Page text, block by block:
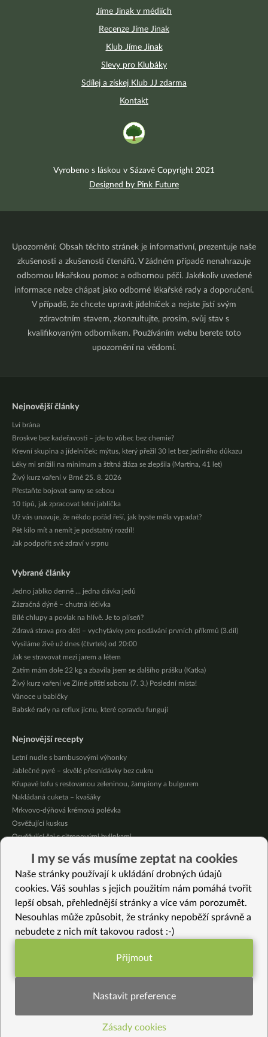
Jíme Jinak v médiích
Recenze Jíme Jinak
Klub Jíme Jinak
Slevy pro Klubáky
Sdílej a získej Klub JJ zdarma
Kontakt
Vyrobeno s láskou v Sázavě Copyright 2021
Designed by Pink Future
Upozornění: Obsah těchto stránek je informativní, prezentuje naše
zkušenosti a zkušenosti čtenářů. V žádném případě nenahrazuje
odbornou lékařskou pomoc a odbornou péči. Jakékoliv uvedené
informace nelze chápat jako odborné lékařské rady a doporučení.
V případě, že chcete upravit jídelníček a nejste jistí svým
zdravotním stavem, zkonzultujte, prosím, svůj stav s
kvalifikovaným odborníkem. Používáním webu berete toto
upozornění na vědomí.
Nejnovější články
Lví brána
Broskve bez kadeřavosti – jde to vůbec bez chemie?
Krevní skupina a jídelníček: mýtus, který přežil 30 let bez jediného důkazu
Léky mi snížili na minimum a štítná žláza se zlepšila (Martina, 41 let)
Živý kurz vaření v Brně 25. 8. 2026
Přestaňte bojovat samy se sebou
10 tipů, jak zpracovat letní jablíčka
Už vás unavuje, že někdo pořád řeší, jak byste měla vypadat?
Pět kilo mít a nemít je podstatný rozdíl!
Jak podpořit své zdraví v srpnu
Vybrané články
Jedno jablko denně … jedna dávka jedů
Zázračná dýně – chutná léčivka
Bílé chlupy a povlak na hlívě. Je to plíseň?
Zdravá strava pro děti – vychytávky pro podávání prvních příkrmů (3.díl)
Vysíláme živě už dnes (čtvrtek) od 20:00
Jak se stravovat mezi jarem a létem
Zatím mám dole 22 kg a zbavila jsem se dalšího prášku (Katka)
Živý kurz vaření ve Zlíně příští sobotu (7. 3.) Poslední místa!
Vánoce u babičky
Babské rady na reflux jícnu, které opravdu fungují
Nejnovější recepty
Letní nudle s bambusovými výhonky
Jablečné pyré – skvělé přesnídávky bez cukru
Křupavé tofu s restovanou zeleninou, žampiony a bulgurem
Nakládaná cuketa – kvašáky
Mrkvovo-dýňová krémová polévka
Osvěžující kuskus
Osvěžující čaj s citronovými bylinkami
Čokoládové muffiny s mangovým krémem
Meruňky a jablka v citrónovém želé
Vybrané recepty
Kvašené chlebové placky
Hruškový nápoj à la bílá čokoláda
Plněné datlové kuličky
I my se vás musíme zeptat na cookies
Naše stránky používají k ukládání drobných údajů
cookies. Váš souhlas s jejich použitím nám pomáhá tvořit
lepší obsah, přehlednější stránky a více vám porozumět.
Nesouhlas může způsobit, že stránky nepoběží správně a
nebudete z nich mít takovou radost :-)
Funkční nastavení potřebujeme (vždy
Statistiky pro lepší obsah
Přijmout
Nastavit preference
Zásady cookies